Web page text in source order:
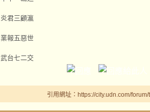
炎君三顧瀛
業報五惡世
武台七二交
引用網址：https://city.udn.com/